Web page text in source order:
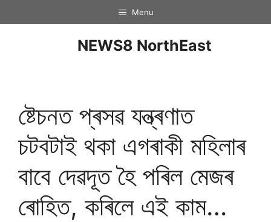
Menu
NEWS8 NorthEast
ষ্টেচনত প্ৰসৱ যন্ত্ৰণাত
চটবটাই থকা এগৰাকী মহিলাৰ
বাবে দেৱদূত হৈ পৰিল মেজৰ
ৰোহিত, কৰিলে এই কাম…